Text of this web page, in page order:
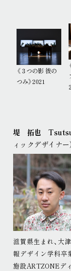
《３つの影 彼の
つみ》2021
堤 拓也
ィックデザイナー
滋賀県生まれ、大
報デザイン学科卒
施設ARTZONEデ